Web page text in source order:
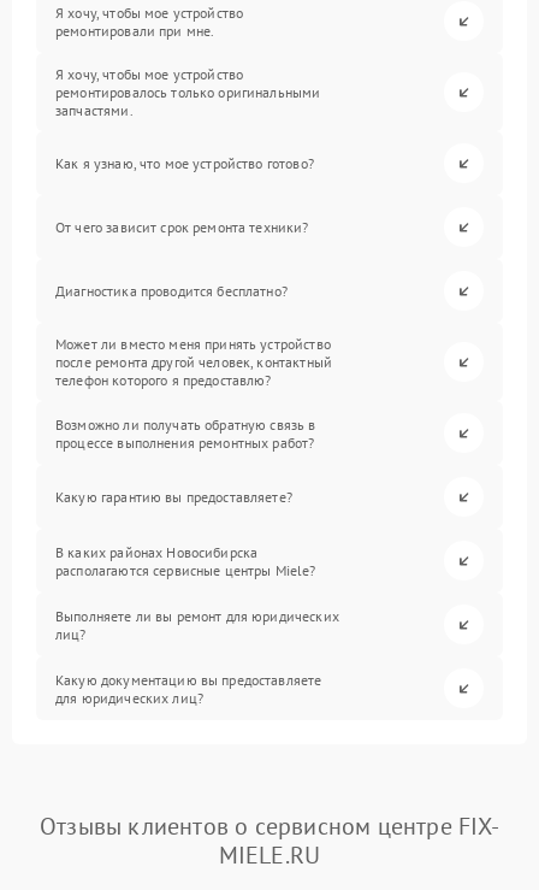
Я хочу, чтобы мое устройство
ремонтировали при мне.
Я хочу, чтобы мое устройство
ремонтировалось только оригинальными
запчастями.
Как я узнаю, что мое устройство готово?
От чего зависит срок ремонта техники?
Диагностика проводится бесплатно?
Может ли вместо меня принять устройство
после ремонта другой человек, контактный
телефон которого я предоставлю?
Возможно ли получать обратную связь в
процессе выполнения ремонтных работ?
Какую гарантию вы предоставляете?
В каких районах Новосибирска
располагаются сервисные центры Miele?
Выполняете ли вы ремонт для юридических
лиц?
Какую документацию вы предоставляете
для юридических лиц?
Отзывы клиентов о сервисном центре FIX-
MIELE.RU